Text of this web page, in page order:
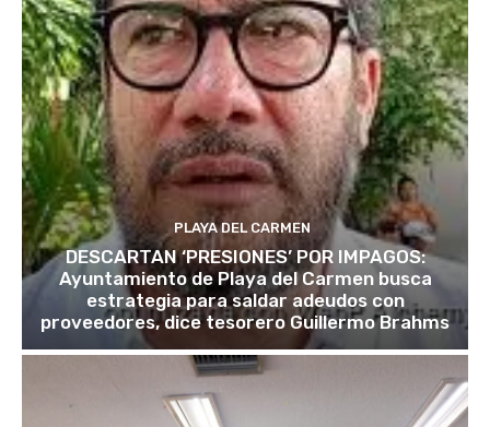
PLAYA DEL CARMEN
DESCARTAN ‘PRESIONES’ POR IMPAGOS:
Ayuntamiento de Playa del Carmen busca
estrategia para saldar adeudos con
proveedores, dice tesorero Guillermo Brahms